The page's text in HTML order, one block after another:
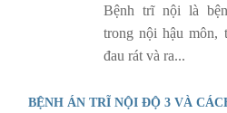
Bệnh trĩ nội là
trong nội hậu môn,
đau rát và ra...
BỆNH ÁN TRĨ NỘI ĐỘ 3 VÀ